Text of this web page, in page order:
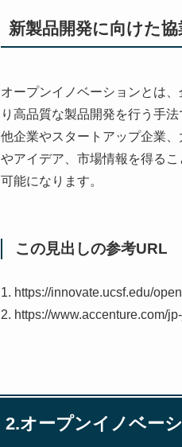
新製品開発に向けた協
オープンイノベーションとは
り高品質な製品開発を行う手
他企業やスタートアップ企業
やアイデア、市場情報を得る
可能になります。
この見出しの参考URL
1. https://innovate.ucsf.edu/
2. https://www.accenture.com/
2.オープンイノベー